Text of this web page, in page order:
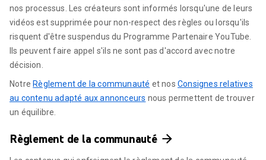
nos processus. Les créateurs sont informés lorsqu'une de leurs
vidéos est supprimée pour non-respect des règles ou lorsqu'ils
risquent d'être suspendus du Programme Partenaire YouTube.
Ils peuvent faire appel s'ils ne sont pas d'accord avec notre
décision.
Notre Règlement de la communauté et nosConsignes relatives
au contenu adapté aux annonceurs nous permettent de trouver
un équilibre.
Règlement de la communauté